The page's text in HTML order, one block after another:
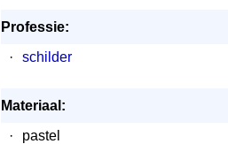
Professie:
·
schilder
Materiaal:
·
pastel